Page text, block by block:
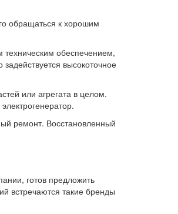
обращаться к хорошим
обеспечением,
высокоточное
или агрегата в целом.
ремонт. Восстановленный
готов предложить
встречаются такие бренды